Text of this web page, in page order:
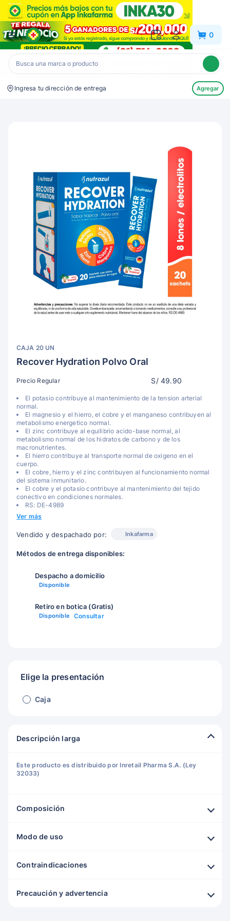
Inkafarma 0
Ingresa tu dirección de entrega Agregar
CAJA 20 UN
Recover Hydration Polvo Oral
Precio Regular S/ 49.90
El potasio contribuye al mantenimiento de la tension arterial
normal.
El magnesio y el hierro, el cobre y el manganeso contribuyen al
metabolismo energetico normal.
El zinc contribuye al equilibrio acido-base normal, al
metabolismo normal de los hidratos de carbono y de los
macronutrientes.
El hierro contribuye al transporte normal de oxigeno en el
cuerpo.
El cobre, hierro y el zinc contribuyen al funcionamiento normal
del sistema inmunitario.
El cobre y el potasio contribuye al mantenimiento del tejido
conectivo en condiciones normales.
RS: DE-4989
Ver más
Vendido y despachado por: Inkafarma
Métodos de entrega disponibles:
Despacho a domicilio
Disponible
Retiro en botica (Gratis)
Disponible Consultar
Elige la presentación
Caja
Descripción larga
Este producto es distribuido por Inretail Pharma S.A. (Ley
32033)
Composición
Modo de uso
Contraindicaciones
Precaución y advertencia